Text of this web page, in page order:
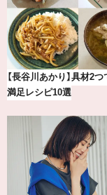
【2026年8月】鏡リュウ
別占い